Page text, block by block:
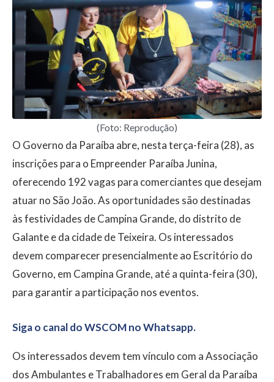
(Foto: Reprodução)
O Governo da Paraíba abre, nesta terça-feira (28), as
inscrições para o Empreender Paraíba Junina,
oferecendo 192 vagas para comerciantes que desejam
atuar no São João. As oportunidades são destinadas
às festividades de Campina Grande, do distrito de
Galante e da cidade de Teixeira. Os interessados
devem comparecer presencialmente ao Escritório do
Governo, em Campina Grande, até a quinta-feira (30),
para garantir a participação nos eventos.
Siga o canal do WSCOM no Whatsapp.
Os interessados devem tem vínculo com a Associação
dos Ambulantes e Trabalhadores em Geral da Paraíba